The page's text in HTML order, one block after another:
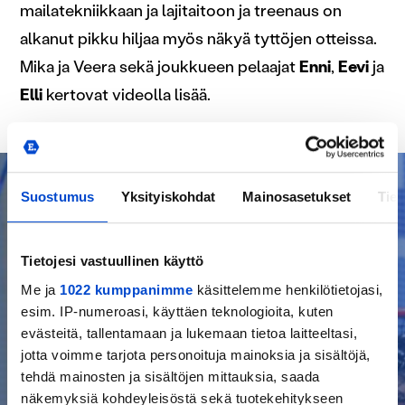
Suostumus Yksityiskohdat Mainosasetukset
Tietojesi vastuullinen käyttö
Me ja 1022 kumppanimme käsittelemme henkilötietojasi,
esim. IP-numeroasi, käyttäen teknologioita, kuten
evästeitä, tallentamaan ja lukemaan tietoa laitteeltasi,
jotta voimme tarjota personoituja mainoksia ja sisältöjä,
tehdä mainosten ja sisältöjen mittauksia, saada
näkemyksiä kohdeyleisöstä sekä tuotekehitykseen
mailatekniikkaan ja lajitaitoon ja treenaus on
alkanut pikku hiljaa myös näkyä tyttöjen otteissa.
Mika ja Veera sekä joukkueen pelaajatEnni,Eevija
Elli kertovat videolla lisää.